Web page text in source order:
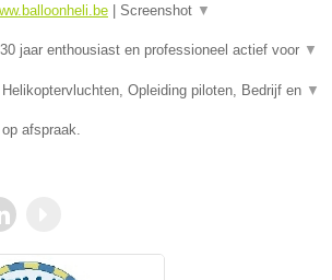
Screenshot ▼
jaar enthousiast en professioneel actief voor ▼
Opleiding piloten, Bedrijf en ▼
afspraak.